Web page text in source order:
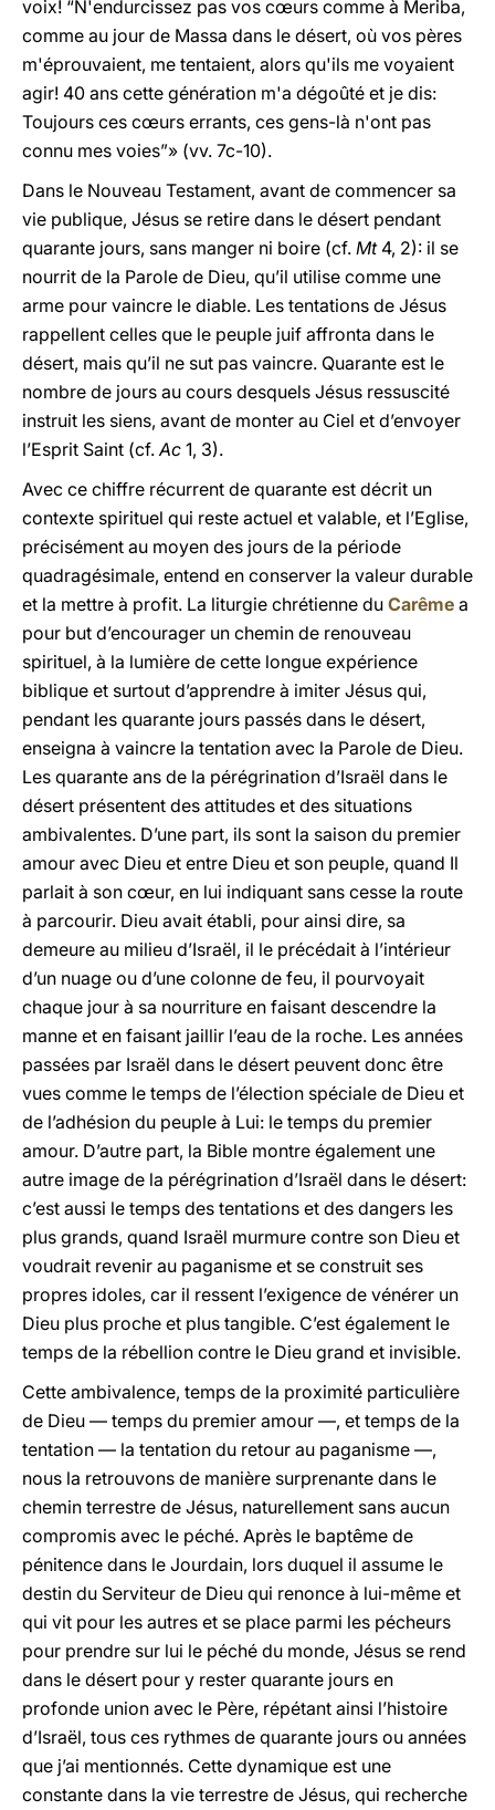
voix! “N'endurcissez pas vos cœurs comme à Meriba,
comme au jour de Massa dans le désert, où vos pères
m'éprouvaient, me tentaient, alors qu'ils me voyaient
agir! 40 ans cette génération m'a dégoûté et je dis:
Toujours ces cœurs errants, ces gens-là n'ont pas
connu mes voies”» (vv. 7c-10).
Dans le Nouveau Testament, avant de commencer sa
vie publique, Jésus se retire dans le désert pendant
quarante jours, sans manger ni boire (cf. Mt4, 2): il se
nourrit de la Parole de Dieu, qu’il utilise comme une
arme pour vaincre le diable. Les tentations de Jésus
rappellent celles que le peuple juif affronta dans le
désert, mais qu’il ne sut pas vaincre. Quarante est le
nombre de jours au cours desquels Jésus ressuscité
instruit les siens, avant de monter au Ciel et d’envoyer
l’Esprit Saint (cf.Ac 1, 3).
Avec ce chiffre récurrent de quarante est décrit un
contexte spirituel qui reste actuel et valable, et l’Eglise,
précisément au moyen des jours de la période
quadragésimale, entend en conserver la valeur durable
et la mettre à profit. La liturgie chrétienne du Carême a
pour but d’encourager un chemin de renouveau
spirituel, à la lumière de cette longue expérience
biblique et surtout d’apprendre à imiter Jésus qui,
pendant les quarante jours passés dans le désert,
enseigna à vaincre la tentation avec la Parole de Dieu.
Les quarante ans de la pérégrination d’Israël dans le
désert présentent des attitudes et des situations
ambivalentes. D’une part, ils sont la saison du premier
amour avec Dieu et entre Dieu et son peuple, quand Il
parlait à son cœur, en lui indiquant sans cesse la route
à parcourir. Dieu avait établi, pour ainsi dire, sa
demeure au milieu d’Israël, il le précédait à l’intérieur
d’un nuage ou d’une colonne de feu, il pourvoyait
chaque jour à sa nourriture en faisant descendre la
manne et en faisant jaillir l’eau de la roche. Les années
passées par Israël dans le désert peuvent donc être
vues comme le temps de l’élection spéciale de Dieu et
de l’adhésion du peuple à Lui: le temps du premier
amour. D’autre part, la Bible montre également une
autre image de la pérégrination d’Israël dans le désert:
c’est aussi le temps des tentations et des dangers les
plus grands, quand Israël murmure contre son Dieu et
voudrait revenir au paganisme et se construit ses
propres idoles, car il ressent l’exigence de vénérer un
Dieu plus proche et plus tangible. C’est également le
temps de la rébellion contre le Dieu grand et invisible.
Cette ambivalence, temps de la proximité particulière
de Dieu — temps du premier amour —, et temps de la
tentation — la tentation du retour au paganisme —,
nous la retrouvons de manière surprenante dans le
chemin terrestre de Jésus, naturellement sans aucun
compromis avec le péché. Après le baptême de
pénitence dans le Jourdain, lors duquel il assume le
destin du Serviteur de Dieu qui renonce à lui-même et
qui vit pour les autres et se place parmi les pécheurs
pour prendre sur lui le péché du monde, Jésus se rend
dans le désert pour y rester quarante jours en
profonde union avec le Père, répétant ainsi l’histoire
d’Israël, tous ces rythmes de quarante jours ou années
que j’ai mentionnés. Cette dynamique est une
constante dans la vie terrestre de Jésus, qui recherche